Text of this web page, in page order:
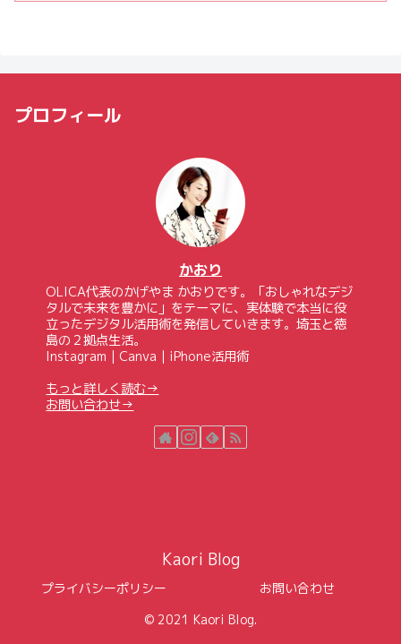
プロフィール
かおり
OLICA代表のかげやま かおりです。「おしゃれなデジ
タルで未来を豊かに」をテーマに、実体験で本当に役
立ったデジタル活用術を発信していきます。埼玉と徳
島の２拠点生活。
Instagram｜Canva｜iPhone活用術
もっと詳しく読む→
お問い合わせ→
Kaori Blog
プライバシーポリシー
お問い合わせ
© 2021 Kaori Blog.